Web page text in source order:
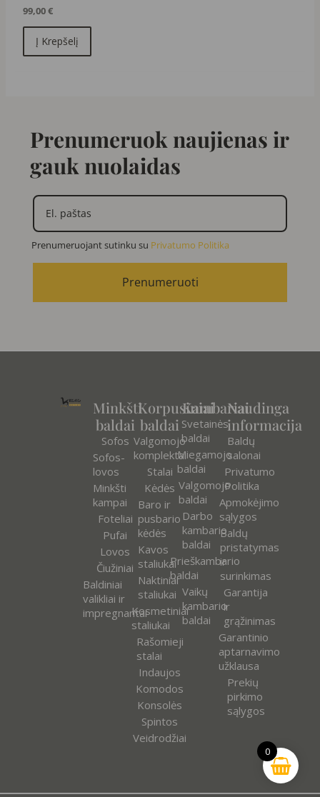
99,00€
Į Krepšelį
Prenumeruok naujienas ir
gauk nuolaidas
Prenumeruojant sutinku su Privatumo Politika
Prenumeruoti
Minkšti
baldai
Sofos
Sofos-
lovos
Minkšti
kampai
Foteliai
Pufai
Lovos
Čiužiniai
Baldiniai
valikliai ir
impregnantai
Korpusiniai
baldai
Valgomojo
komplektai
Stalai
Kėdės
Baro ir
pusbario
kėdės
Kavos
staliukai
Naktiniai
staliukai
Kosmetiniai
staliukai
Rašomieji
stalai
Indaujos
Komodos
Konsolės
Spintos
Veidrodžiai
Kambariai
Svetainės
baldai
Miegamojo
baldai
Valgomojo
baldai
Darbo
kambario
baldai
Prieškambario
baldai
Vaikų
kambario
baldai
Naudinga
informacija
Baldų
salonai
Privatumo
Politika
Apmokėjimo
sąlygos
Baldų
pristatymas
ir
surinkimas
Garantija
ir
grąžinimas
Garantinio
aptarnavimo
užklausa
Prekių
pirkimo
sąlygos
0